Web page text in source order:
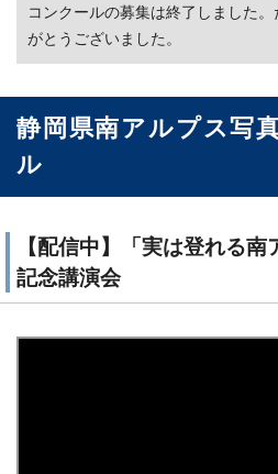
コンクールの募集は終了しました
がとうございました。
静岡県南アルプス写
ル
【配信中】「実は登れる
記念講演会